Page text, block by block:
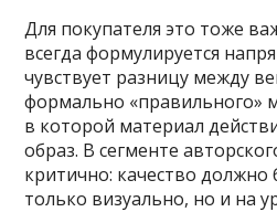
Для покупателя это тоже
всегда формулируется
чувствует разницу между
формально «правильного»
в которой материал
образ. В сегменте
критично: качество
только визуально, но и на